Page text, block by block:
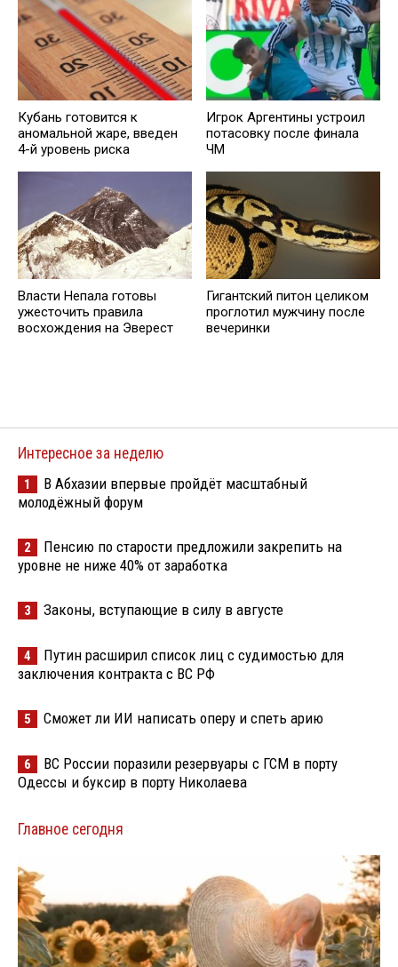
Кубань готовится к
аномальной жаре, введен
4-й уровень риска
Игрок Аргентины устроил
потасовку после финала
ЧМ
Власти Непала готовы
ужесточить правила
восхождения на Эверест
Гигантский питон целиком
проглотил мужчину после
вечеринки
Интересное за неделю
1
В Абхазии впервые пройдёт масштабный
молодёжный форум
2
Пенсию по старости предложили закрепить на
уровне не ниже 40% от заработка
3 Законы, вступающие в силу в августе
4
Путин расширил список лиц с судимостью для
заключения контракта с ВС РФ
5 Сможет ли ИИ написать оперу и спеть арию
6
ВС России поразили резервуары с ГСМ в порту
Одессы и буксир в порту Николаева
Главное сегодня